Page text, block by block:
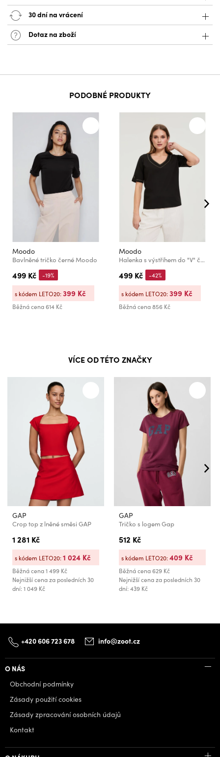
30 dní na vrácení
Dotaz na zboží
PODOBNÉ PRODUKTY
Moodo
Bavlněné tričko černé Moodo
499 Kč
Běžná cena614 Kč
-19%
s kódem LETO20:399 Kč
Moodo
Halenka s výstřihem do "V" černá Moodo
499 Kč
Běžná cena856 Kč
-42%
s kódem LETO20:399 Kč
VÍCE OD TÉTO ZNAČKY
GAP
Crop top z lněné směsi GAP
1 281 Kč
Běžná cena1 499 Kč
Nejnižší cena za posledních 30
dní: 1 049 Kč
s kódem LETO20:1 024 Kč
GAP
Tričko s logem Gap
512 Kč
Běžná cena629 Kč
Nejnižší cena za posledních 30
dní: 439 Kč
s kódem LETO20:409 Kč
+420 606 723 678 info@zoot.cz
O NÁS
Obchodní podmínky
Zásady použití cookies
Zásady zpracování osobních údajů
Kontakt